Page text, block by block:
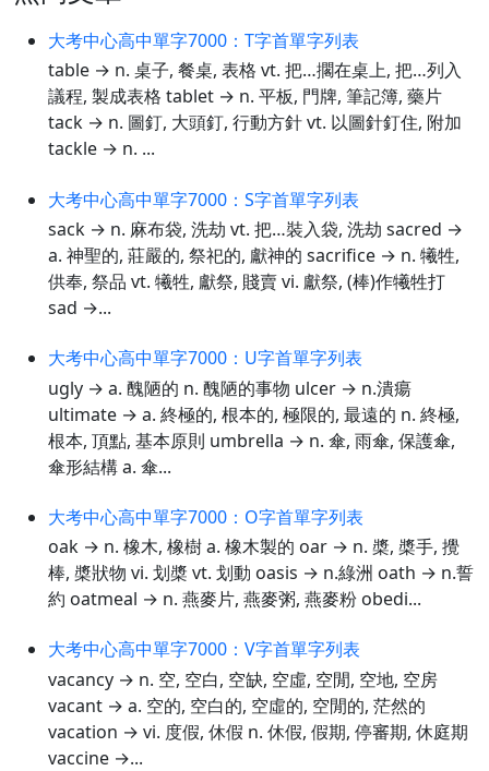
大考中心高中單字7000：T字首單字列表
table → n. 桌子, 餐桌, 表格 vt. 把…擱在桌上, 把…列入
議程, 製成表格 tablet → n. 平板, 門牌, 筆記簿, 藥片
tack → n. 圖釘, 大頭釘, 行動方針 vt. 以圖針釘住, 附加
tackle → n. ...
大考中心高中單字7000：S字首單字列表
sack → n. 麻布袋, 洗劫 vt. 把…裝入袋, 洗劫 sacred →
a. 神聖的, 莊嚴的, 祭祀的, 獻神的 sacrifice → n. 犧牲,
供奉, 祭品 vt. 犧牲, 獻祭, 賤賣 vi. 獻祭, (棒)作犧牲打
sad →...
大考中心高中單字7000：U字首單字列表
ugly → a. 醜陋的 n. 醜陋的事物 ulcer → n.潰瘍
ultimate → a. 終極的, 根本的, 極限的, 最遠的 n. 終極,
根本, 頂點, 基本原則 umbrella → n. 傘, 雨傘, 保護傘,
傘形結構 a. 傘...
大考中心高中單字7000：O字首單字列表
oak → n. 橡木, 橡樹 a. 橡木製的 oar → n. 槳, 槳手, 攪
棒, 槳狀物 vi. 划槳 vt. 划動 oasis → n.綠洲 oath → n.誓
約 oatmeal → n. 燕麥片, 燕麥粥, 燕麥粉 obedi...
大考中心高中單字7000：V字首單字列表
vacancy → n. 空, 空白, 空缺, 空虛, 空閒, 空地, 空房
vacant → a. 空的, 空白的, 空虛的, 空閒的, 茫然的
vacation → vi. 度假, 休假 n. 休假, 假期, 停審期, 休庭期
vaccine →...